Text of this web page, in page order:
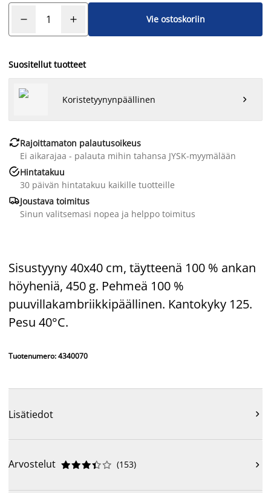
Vie ostoskoriin
Suositellut tuotteet
Koristetyynynpäällinen 
Rajoittamaton palautusoikeus
Ei aikarajaa - palauta mihin tahansa JYSK-myymälään
Hintatakuu
30 päivän hintatakuu kaikille tuotteille
Joustava toimitus
Sinun valitsemasi nopea ja helppo toimitus
Sisustyyny 40x40 cm, täytteenä 100 % ankan
höyheniä, 450 g. Pehmeä 100 %
puuvillakambriikkipäällinen. Kantokyky 125.
Pesu 40°C.
Tuotenumero: 4340070
Lisätiedot 
Arvostelut 




 (153) 